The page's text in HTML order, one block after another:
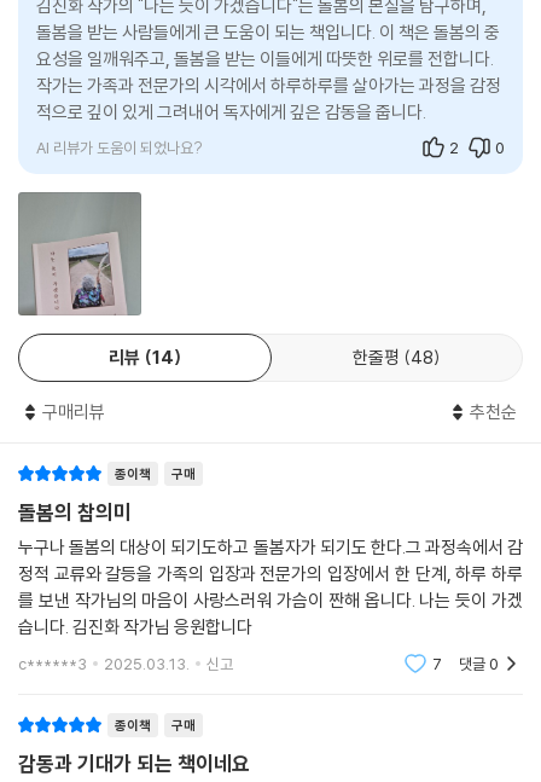
끓여 준 딸이었다. 엄마의 인생이, 우리 가족의 운명이 낭떠러지를 향해 빠
르게 내달리던 시점, 어쩌면 미래의 내가 손에 땀을 쥐고 간절하게 알아차
리라고 응원하게 된 며칠, 나는 끝끝내 곤두박질하는 열차를 멈춰 세우지
못했다.
--- p.160
의 입지를 축소시키거나 침해하지 않는다. 돌봄에서는 돌봄 받는 사람의
개별성에 기반한 안전과 편의가 가장 중요하다. 돌봄 전문가와 의료진이
지닌 전문성에 가족 돌봄자의 경험이 더해질 때 비로소 돌봄의 개별성은
충족된다. 충족된 개별성 덕분에 돌봄 받는 사람은 편안하고 안전해지며,
보호자는 ‘믿고 맡길 수 있다’는 감각을 얻는다. 우리가 바라 마지않는 돌봄
의 질적 향상이 비로소 시작된다.
--- p.210
자발적으로 선택한 돌봄, 더없이 가치 있고 아름다운 그 일은 왜 그토록 나
면서 기어코 나아가려 한 나를 통해 이런 고군분투가 온전히 개인의 몫이
어야만 하는지, 우리 사회가 돌봄자의 고통에 이토록 무감해도 되는지 질
문을 던지고 싶다.
--- p.262
은 선택이라며 무시당하기도 했다. 비혼 여성이니까 돌봄을 당연히 도맡아
야 한다는 말은 깊은 상처가 됐다. 특수 교사로서 지닌 능력과 한 사람의 인
간으로서 자기만의 삶을 누릴 권리를 부정당하는 순간이었다. 끝이 어딘지
도 모른 채 잘하고 있는지 알 수도 없다는 사실에 결국 깊은 우울을 느끼기
도 했다.
육체와 정서가 소진된 자기 모습을 돌아보며 김진화는 결국 돌봄은 타인
돌봄을 넘어 자기 돌봄이어야 한다고 깨닫는다. 완벽한 돌봄을 하겠다는
부담을 내려놓자 주변에 도움을 요청하면서 자기 경험을 나누는 사람으로
바뀐다. 돌봄은 단순히 누군가를 돕는 행위가 아니라 돌보는 사람도 자기
를 성찰하고 성장할 수 있는 계기라는 사실을 깨닫는다. 그렇게 돌봄에 지
친 한 사람이 달리기와 글쓰기로 나아간다.
달리기는 언제나 힘들지만 달리는 나를 조절할 수 있는 존재는 나뿐이라는
사실을 알게 되는 경험이고, 마음을 알아차리는 순간이고, 긍정적 사고와
건강한 자기애를 얻는 계기다. 가족 간 갈등, 외면하는 친구들, 무관심한 사
회에 지치지만, 결국 ‘엄마 곁에 있기로 한 결정은 인생에서 가장 잘한 선
택’이라고 자부하는 사람이 된다. 글쓰기는 돌봄자에게 무감한 세상에서
돌봄을 자처하거나 어쩔 수 없이 돌봄을 해야 하는 이들이 돌봄이 지닌 가
치를 확신할 수 있게 돕는 수단이다. 무엇보다 모든 사람이 공정하게 돌봄
받을 수 있는 제도와 돌봄 노동이 제대로 인정받는 구조가 필요하다. 희생
떠안길 수밖에 없기 때문이다.
김진화 작가의 "나는 듯이 가겠습니다"는 돌봄의 본질을 탐구하며,
돌봄을 받는 사람들에게 큰 도움이 되는 책입니다. 이 책은 돌봄의 중
요성을 일깨워주고, 돌봄을 받는 이들에게 따뜻한 위로를 전합니다.
작가는 가족과 전문가의 시각에서 하루하루를 살아가는 과정을 감정
적으로 깊이 있게 그려내어 독자에게 깊은 감동을 줍니다.
AI 리뷰가 도움이 되었나요? 2 0
리뷰 14 한줄평 48
구매리뷰 추천순
종이책 구매
돌봄의 참의미
누구나 돌봄의 대상이 되기도하고 돌봄자가 되기도 한다.그 과정속에서 감
정적 교류와 갈등을 가족의 입장과 전문가의 입장에서 한 단계, 하루 하루
를 보낸 작가님의 마음이 사랑스러워 가슴이 짠해 옵니다. 나는 듯이 가겠
습니다. 김진화 작가님 응원합니다
c******3 2025.03.13. 신고 7 댓글0
종이책 구매
감동과 기대가 되는 책이네요